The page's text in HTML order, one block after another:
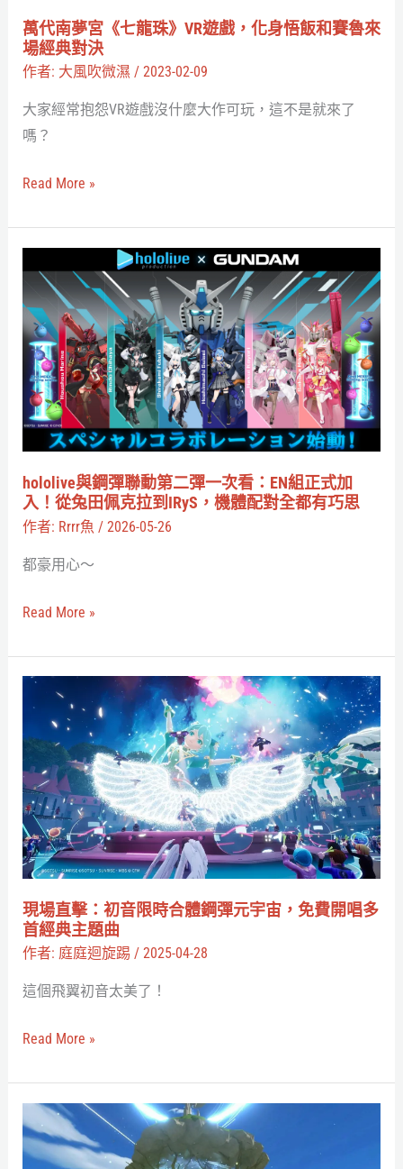
萬代南夢宮《七龍珠》VR遊戲，化身悟飯和賽魯來
場經典對決
作者: 大風吹微濕 / 2023-02-09
大家經常抱怨VR遊戲沒什麼大作可玩，這不是就來了
嗎？
VR
遊
戲，
身
悟
賽
魯
場
經
典
對
決
Read More »
hololive與鋼彈聯動第二彈一次看：EN組正式加
入！從兔田佩克拉到IRyS，機體配對全都有巧思
作者: Rrrr魚 / 2026-05-26
都豪用心～
與
鋼
彈
聯
動
第
一
次
EN
式
加
入！
從
兔
田
佩
克
拉
IRyS，
機
體
配
全
巧
思
Read More »
現場直擊：初音限時合體鋼彈元宇宙，免費開唱多
首經典主題曲
作者: 庭庭迴旋踢 / 2025-04-28
這個飛翼初音太美了！
現
直
擊：
初
音
限
時
合
體
鋼
元
免
費
開
唱
Read More »
京